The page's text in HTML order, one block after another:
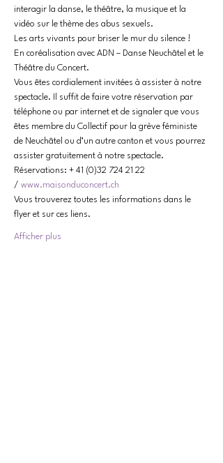
interagir la danse, le théâtre, la musique et la
vidéo sur le thème des abus sexuels.
Les arts vivants pour briser le mur du silence !
En coréalisation avec ADN – Danse Neuchâtel et le
Théâtre du Concert.
Vous êtes cordialement invitées à assister à notre
spectacle. Il suffit de faire votre réservation par
téléphone ou par internet et de signaler que vous
êtes membre du Collectif pour la grève féministe
de Neuchâtel ou d’un autre canton et vous pourrez
assister gratuitement à notre spectacle.
Réservations: + 41 (0)32 724 21 22
/ www.maisonduconcert.ch
Vous trouverez toutes les informations dans le
flyer et sur ces liens.
Afficher plus